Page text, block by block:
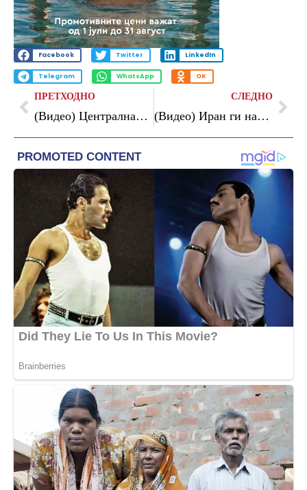
Facebook Twitter LinkedIn
Telegram WhatsApp OK
ПРЕТХОДНО
(Видео) Централната команда на САД по нападот во Иран: Американските сили остануваат смртоносни и подготвени
СЛЕДНО
(Видео) Иран ги нападна американските воени бази во Кувајт и Бахреин